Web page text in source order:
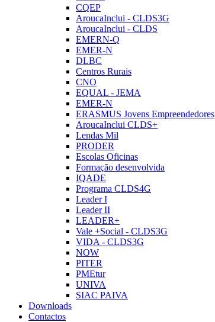
CQEP
AroucaInclui - CLDS3G
AroucaInclui - CLDS
EMERN-Q
EMER-N
DLBC
Centros Rurais
CNO
EQUAL - JEMA
EMER-N
ERASMUS Jovens Empreendedores
AroucaInclui CLDS+
Lendas Mil
PRODER
Escolas Oficinas
Formação desenvolvida
IQADE
Programa CLDS4G
Leader I
Leader II
LEADER+
Vale +Social - CLDS3G
VIDA - CLDS3G
NOW
PITER
PMEtur
UNIVA
SIAC PAIVA
Downloads
Contactos